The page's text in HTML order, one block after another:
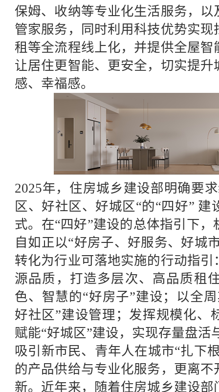
保姆、收纳等专业化生活服务，
管家服务，同时利用科技优势实
租等全流程线上化，并提供全屋
让居住更智能、更安全， 切实提升
感、幸福感。
2025年，住房城乡建设部明确要
区、好社区、好城区“的“四好”
式。在“四好”建设的总体指引下，
自如正以“好房子、好服务、好城
转化为行业可落地实施的行动指
源品质，打造多层次、高品质租
色、智慧的“好房子”建设；以全
好社区”建设管理；发挥规模化、
赋能“好城区”建设，实现存量盘活
吸引新市民、青年人在城市“扎下
的产品供给与专业化服务，更离
新。近年来，随着住房城乡建设部